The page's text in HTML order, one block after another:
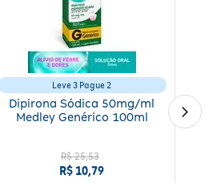
Leve 3 Pague 2
Dipirona Sódica 50mg/ml
Medley Genérico 100ml
R$ 25,53
R$10,79